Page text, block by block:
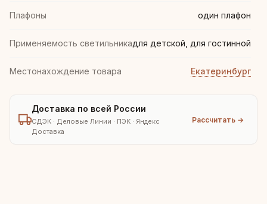
Плафоны один плафон
Применяемость светильникадля детской, для гостинной
Местонахождение товара Екатеринбург
Доставка по всей России
СДЭК · Деловые Линии · ПЭК · Яндекс
Доставка
Рассчитать →